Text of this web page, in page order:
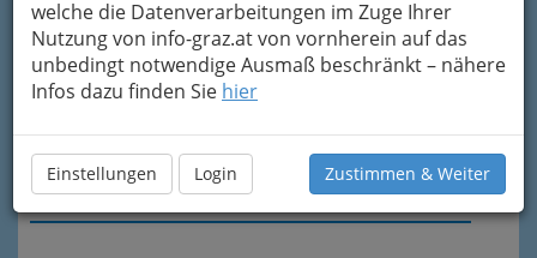
welche die Datenverarbeitungen im Zuge Ihrer
Nutzung von info-graz.at von vornherein auf das
unbedingt notwendige Ausmaß beschränkt – nähere
Infos dazu finden Sie hier
Einstellungen Login Zustimmen & Weiter
Meine Nachricht senden